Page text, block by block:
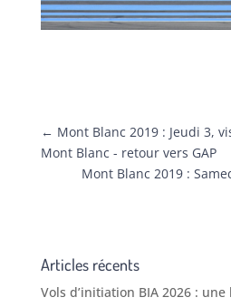
← Mont Blanc 2019 : Jeudi 3,
Mont Blanc - retour vers GAP
Mont Blanc 2019 :
Articles récents
Vols d’initiation BIA 2026 :